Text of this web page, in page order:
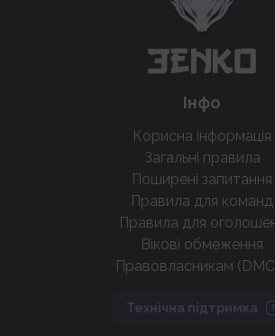
Інфо
Корисна інформація
Загальні правила
Поширені запитання
Правила для команд
Правила для
Вікові обмеження
Правовласникам
Технічна підтримка